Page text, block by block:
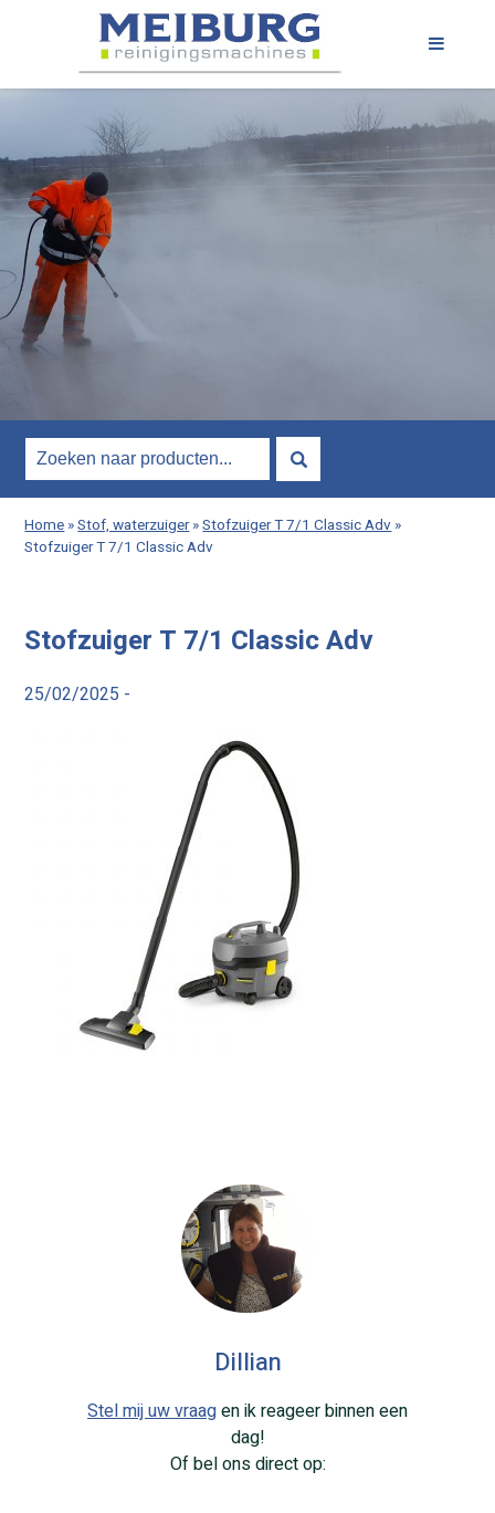
Home»Stof, waterzuiger»Stofzuiger T 7/1 Classic Adv»
Stofzuiger T 7/1 Classic Adv
Stofzuiger T 7/1 Classic Adv
25/02/2025 -
Dillian
Stel mij uw vraagen ik reageer binnen een
dag!
Of bel ons direct op: